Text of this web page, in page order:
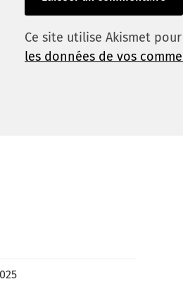
Ce site utilise Akismet
les données de vos